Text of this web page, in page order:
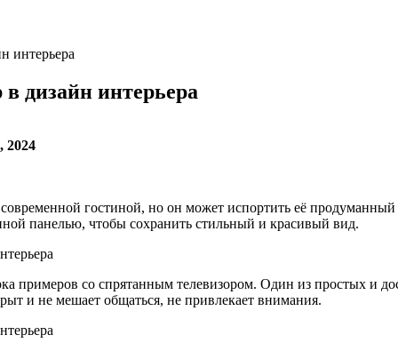
интерьера
дизайн интерьера
2024
гостиной, но он может испортить её
панелью, чтобы сохранить стильный и красивый вид.
примеров со спрятанным телевизором. Один из простых и
и не мешает общаться, не привлекает внимания.